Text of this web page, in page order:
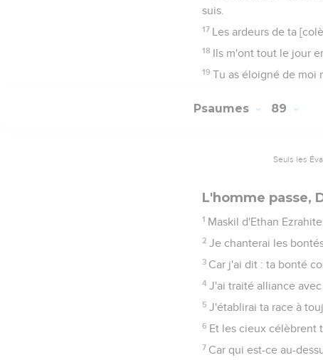
suis.
17 Les ardeurs de ta
18 Ils m'ont tout le jour
19 Tu as éloigné de moi
Psaumes 89
Seuls les
L'homme passe,
1 Maskil d'Ethan Ezrahite.
2 Je chanterai les
3 Car j'ai dit : ta bonté
4 J'ai traité alliance
5 J'établirai ta race à
6 Et les cieux célèbrent
7 Car qui est-ce au-